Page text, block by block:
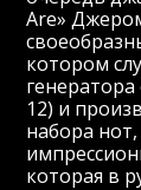
Are»
котором
12) и
набора
которая в